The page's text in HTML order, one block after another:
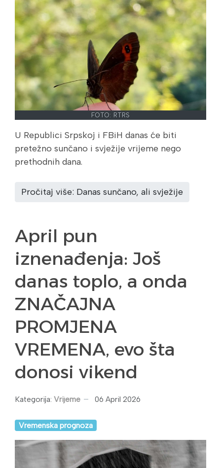
FOTO: RTRS
U Republici Srpskoj i FBiH danas će biti
pretežno sunčano i svježije vrijeme nego
prethodnih dana.
Pročitaj više: Danas sunčano, ali svježije
April pun
iznenađenja: Još
danas toplo, a onda
ZNAČAJNA
PROMJENA
VREMENA, evo šta
donosi vikend
Kategorija: Vrijeme 06 April 2026
Vremenska prognoza